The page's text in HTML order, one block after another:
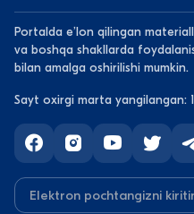
Portalda eʼlon qilingan
va boshqa shakllarda
bilan amalga oshirilishi mumkin.
Sayt oxirgi marta yangilangan: